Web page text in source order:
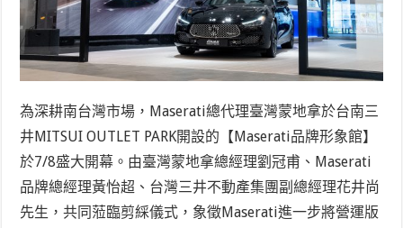
為深耕南台灣市場，Maserati總代理臺灣蒙地拿於台南三
井MITSUI OUTLET PARK開設的【Maserati品牌形象館】
於7/8盛大開幕。由臺灣蒙地拿總經理劉冠甫、Maserati
品牌總經理黃怡超、台灣三井不動產集團副總經理花井尚
先生 ，共同蒞臨剪綵儀式，象徵Maserati進一步將營運版